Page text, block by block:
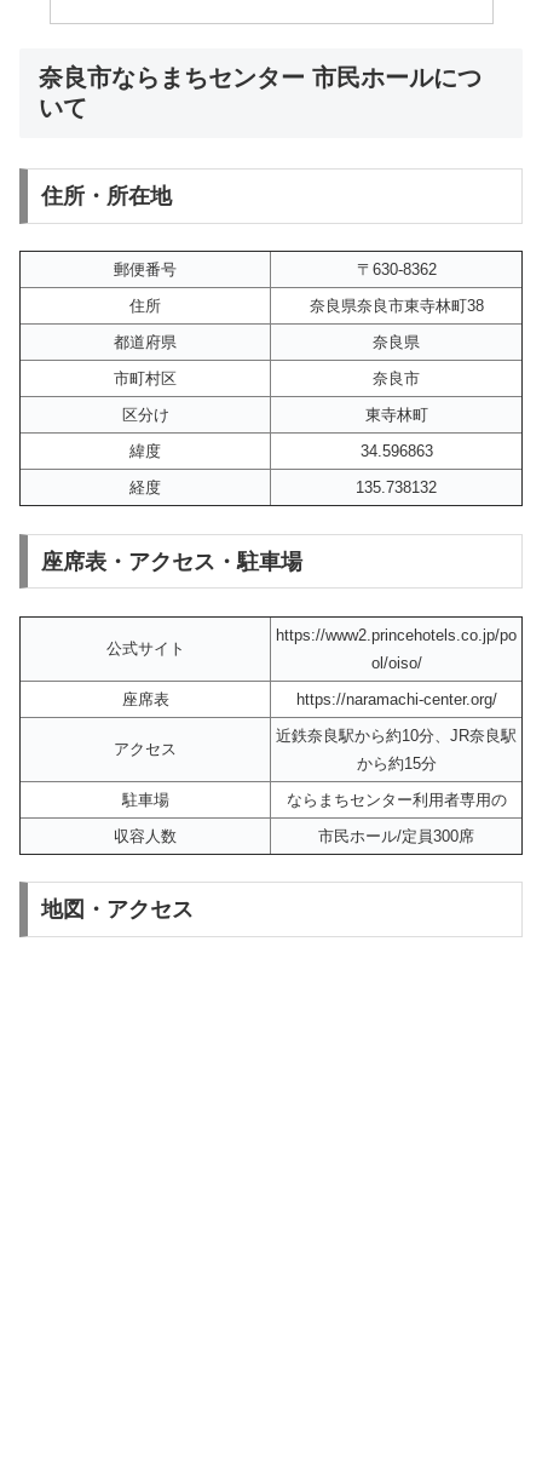
奈良市ならまちセンター 市民ホールにつ
いて
住所・所在地
郵便番号
〒630-8362
住所
奈良県奈良市東寺林町38
都道府県
奈良県
市町村区
奈良市
区分け
東寺林町
緯度
34.596863
経度
135.738132
座席表・アクセス・駐車場
公式サイト
https://www2.princehotels.co.jp/po
ol/oiso/
座席表
https://naramachi-center.org/
アクセス
近鉄奈良駅から約10分、JR奈良駅
から約15分
駐車場
ならまちセンター利用者専用の
収容人数
市民ホール/定員300席
地図・アクセス